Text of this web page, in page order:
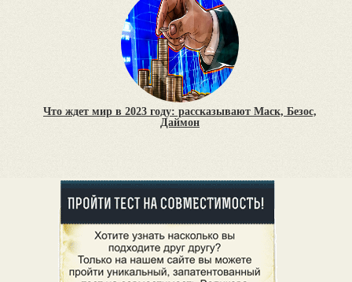
Что ждет мир в 2023 году: рассказывают Маск, Безос,
Даймон